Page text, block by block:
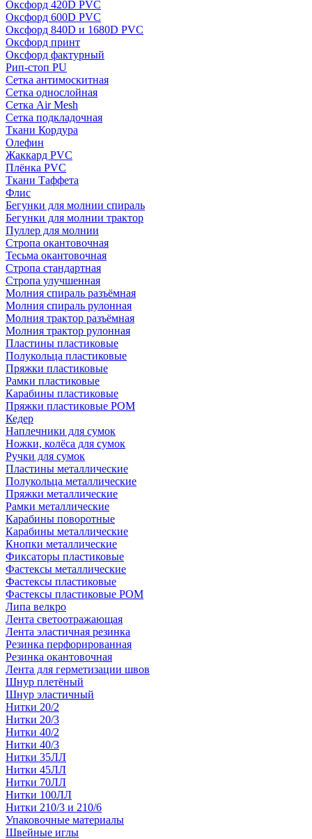
Оксфорд 420D PVC
Оксфорд 600D PVC
Оксфорд 840D и 1680D PVC
Оксфорд принт
Оксфорд фактурный
Рип-стоп PU
Сетка антимоскитная
Сетка однослойная
Сетка Air Mesh
Сетка подкладочная
Ткани Кордура
Олефин
Жаккард PVC
Плёнка PVC
Ткани Таффета
Флис
Бегунки для молнии спираль
Бегунки для молнии трактор
Пуллер для молнии
Стропа окантовочная
Тесьма окантовочная
Стропа стандартная
Стропа улучшенная
Молния спираль разъёмная
Молния спираль рулонная
Молния трактор разъёмная
Молния трактор рулонная
Пластины пластиковые
Полукольца пластиковые
Пряжки пластиковые
Рамки пластиковые
Карабины пластиковые
Пряжки пластиковые РОМ
Кедер
Наплечники для сумок
Ножки, колёса для сумок
Ручки для сумок
Пластины металлические
Полукольца металлические
Пряжки металлические
Рамки металлические
Карабины поворотные
Карабины металлические
Кнопки металлические
Фиксаторы пластиковые
Фастексы металлические
Фастексы пластиковые
Фастексы пластиковые POM
Липа велкро
Лента светоотражающая
Лента эластичная резинка
Резинка перфорированная
Резинка окантовочная
Лента для герметизации швов
Шнур плетёный
Шнур эластичный
Нитки 20/2
Нитки 20/3
Нитки 40/2
Нитки 40/3
Нитки 35ЛЛ
Нитки 45ЛЛ
Нитки 70ЛЛ
Нитки 100ЛЛ
Нитки 210/3 и 210/6
Упаковочные материалы
Швейные иглы